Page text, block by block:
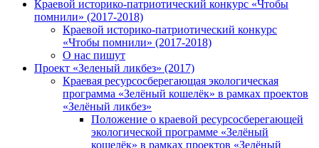
Краевой историко-патриотический конкурс «Чтобы
помнили» (2017-2018)
Краевой историко-патриотический конкурс
«Чтобы помнили» (2017-2018)
О нас пишут
Проект «Зеленый ликбез» (2017)
Краевая ресурсосберегающая экологическая
программа «Зелёный кошелёк» в рамках проектов
«Зелёный ликбез»
Положение о краевой ресурсосберегающей
экологической программе «Зелёный
кошелёк» в рамках проектов «Зелёный